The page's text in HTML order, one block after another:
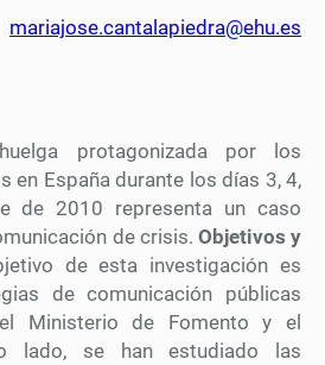
mariajose.cantalapiedra@ehu.es
protagonizada por los
en España durante los días 3, 4,
de 2010 representa un caso
de crisis. Objetivos y
de esta investigación es
de comunicación públicas
Ministerio de Fomento y el
lado, se han estudiado las